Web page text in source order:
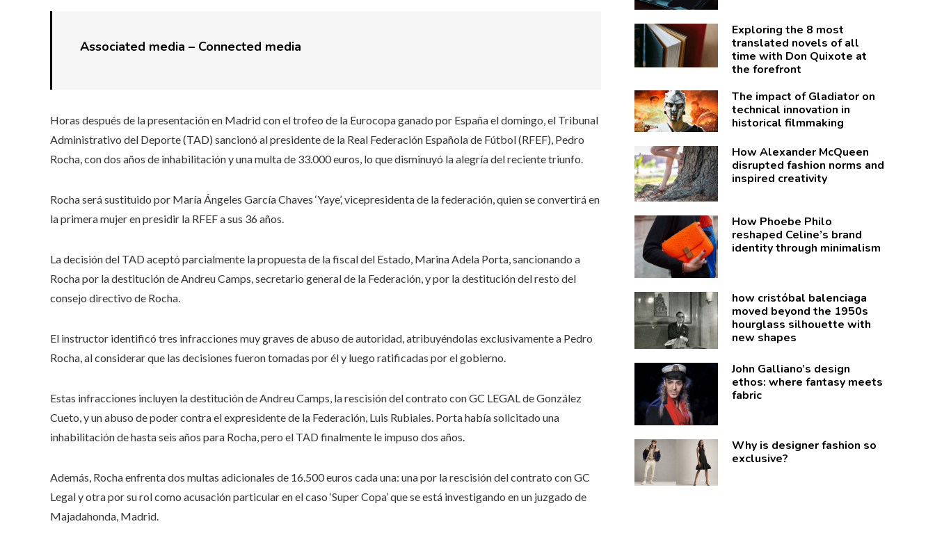
Associated media – Connected media
Horas después de la presentación en Madrid con el trofeo de la Eurocopa ganado por España el domingo, el Tribunal
Administrativo del Deporte (TAD) sancionó al presidente de la Real Federación Española de Fútbol (RFEF), Pedro
Rocha, con dos años de inhabilitación y una multa de 33.000 euros, lo que disminuyó la alegría del reciente triunfo.
Rocha será sustituido por María Ángeles García Chaves ‘Yaye’, vicepresidenta de la federación, quien se convertirá en
la primera mujer en presidir la RFEF a sus 36 años.
La decisión del TAD aceptó parcialmente la propuesta de la fiscal del Estado, Marina Adela Porta, sancionando a
Rocha por la destitución de Andreu Camps, secretario general de la Federación, y por la destitución del resto del
consejo directivo de Rocha.
El instructor identificó tres infracciones muy graves de abuso de autoridad, atribuyéndolas exclusivamente a Pedro
Rocha, al considerar que las decisiones fueron tomadas por él y luego ratificadas por el gobierno.
Estas infracciones incluyen la destitución de Andreu Camps, la rescisión del contrato con GC LEGAL de González
Cueto, y un abuso de poder contra el expresidente de la Federación, Luis Rubiales. Porta había solicitado una
inhabilitación de hasta seis años para Rocha, pero el TAD finalmente le impuso dos años.
Además, Rocha enfrenta dos multas adicionales de 16.500 euros cada una: una por la rescisión del contrato con GC
Legal y otra por su rol como acusación particular en el caso ‘Super Copa’ que se está investigando en un juzgado de
Majadahonda, Madrid.
Exploring the 8 most
translated novels of all
time with Don Quixote at
the forefront
The impact of Gladiator on
technical innovation in
historical filmmaking
How Alexander McQueen
disrupted fashion norms and
inspired creativity
How Phoebe Philo
reshaped Celine’s brand
identity through minimalism
how cristóbal balenciaga
moved beyond the 1950s
hourglass silhouette with
new shapes
John Galliano’s design
ethos: where fantasy meets
fabric
Why is designer fashion so
exclusive?